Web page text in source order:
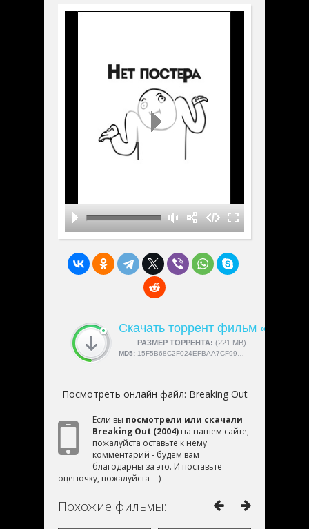
Скачать торрент фильм
РАЗМЕР ТОРРЕНТА: (221 MB)
СКАЧАЛИ:4189
MD5: 15F5B68C2F024EFBAA7CF9982C065C3F
Посмотреть онлайн файл: Breaking Out
Если вы посмотрели или скачали
Breaking Out (2004) на нашем сайте,
пожалуйста оставьте к нему
комментарий - будем вам
благодарны за это. И поставьте
оценочку, пожалуйста = )
Похожие фильмы: